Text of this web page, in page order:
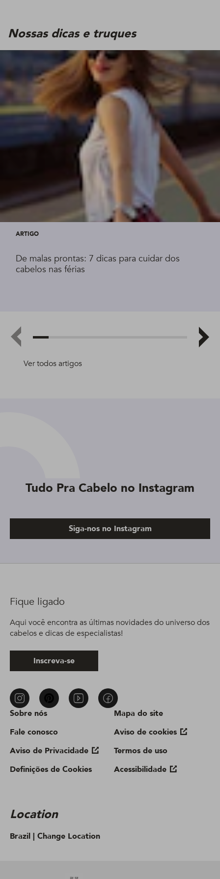
Nossas dicas e truques
Ver todos artigos
ARTIGO
De malas prontas: 7 dicas para cuidar dos
cabelos nas férias
Tudo Pra Cabelo no Instagram
Siga-nos no Instagram
Sobre nós
Fale conosco
Aviso de Privacidade
Definições de Cookies
Mapa do site
Aviso de cookies
Termos de uso
Acessibilidade
Location
Brazil | Change Location
Fique ligado
Aqui você encontra as últimas novidades do universo dos
cabelos e dicas de especialistas!
Inscreva-se